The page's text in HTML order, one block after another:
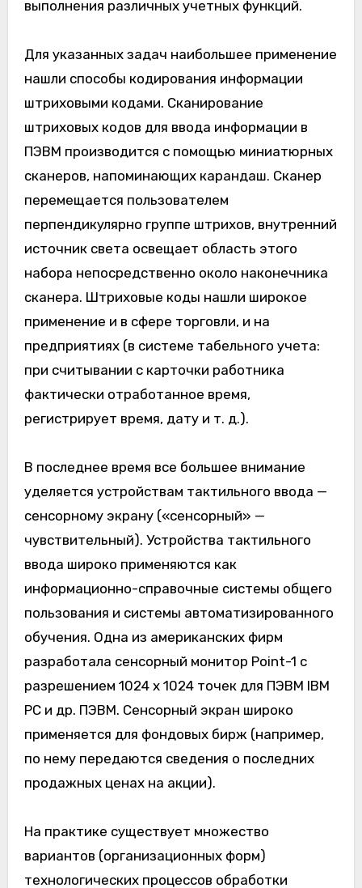
выполнения различных учетных функций.
Для указанных задач наибольшее применение
нашли способы кодирования информации
штриховыми кодами. Сканирование
штриховых кодов для ввода информации в
ПЭВМ производится с помощью миниатюрных
сканеров, напоминающих карандаш. Сканер
перемещается пользователем
перпендикулярно группе штрихов, внутренний
источник света освещает область этого
набора непосредственно около наконечника
сканера. Штриховые коды нашли широкое
применение и в сфере торговли, и на
предприятиях (в системе табельного учета:
при считывании с карточки работника
фактически отработанное время,
регистрирует время, дату и т. д.).
В последнее время все большее внимание
уделяется устройствам тактильного ввода —
сенсорному экрану («сенсорный» —
чувствительный). Устройства тактильного
ввода широко применяются как
информационно-справочные системы общего
пользования и системы автоматизированного
обучения. Одна из американских фирм
разработала сенсорный монитор Point-1 с
разрешением 1024 х 1024 точек для ПЭВМ IBM
PC и др. ПЭВМ. Сенсорный экран широко
применяется для фондовых бирж (например,
по нему передаются сведения о последних
продажных ценах на акции).
На практике существует множество
вариантов (организационных форм)
технологических процессов обработки